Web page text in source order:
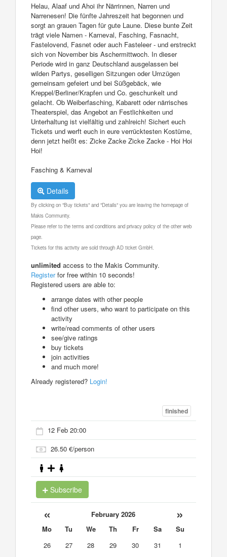
Helau, Alaaf und Ahoi ihr Närrinnen, Narren und
Narrenesen! Die fünfte Jahreszeit hat begonnen und
sorgt an grauen Tagen für gute Laune. Diese bunte Zeit
trägt viele Namen - Karneval, Fasching, Fasnacht,
Fastelovend, Fasnet oder auch Fasteleer - und erstreckt
sich von November bis Aschermittwoch. In dieser
Periode wird in ganz Deutschland ausgelassen bei
wilden Partys, geselligen Sitzungen oder Umzügen
gemeinsam gefeiert und bei Süßgebäck, wie
Kreppel/Berliner/Krapfen und Co. geschunkelt und
gelacht. Ob Weiberfasching, Kabarett oder närrisches
Theaterspiel, das Angebot an Festlichkeiten und
Unterhaltung ist vielfältig und zahlreich! Sichert euch
Tickets und werft euch in eure verrücktesten Kostüme,
denn jetzt heißt es: Zicke Zacke Zicke Zacke - Hoi Hoi
Hoi!
Fasching & Karneval
Details
By clicking on "Buy tickets" and "Details" you are leaving the homepage of
Makis Community.
Please refer to the terms and conditions and privacy policy of the other web
page.
Tickets for this activity are sold through AD ticket GmbH.
unlimited access to the Makis Community.
Registerfor free within 10 seconds!
Registered users are able to:
arrange dates with other people
find other users, who want to participate on this
activity
write/read comments of other users
see/give ratings
buy tickets
join activities
and much more!
Already registered? Login!
finished
12 Feb 20:00
26.50 €/person
Subscribe
« February 2026 »
Mo Tu We Th Fr Sa
Su
26
27 28 29 30 31
1